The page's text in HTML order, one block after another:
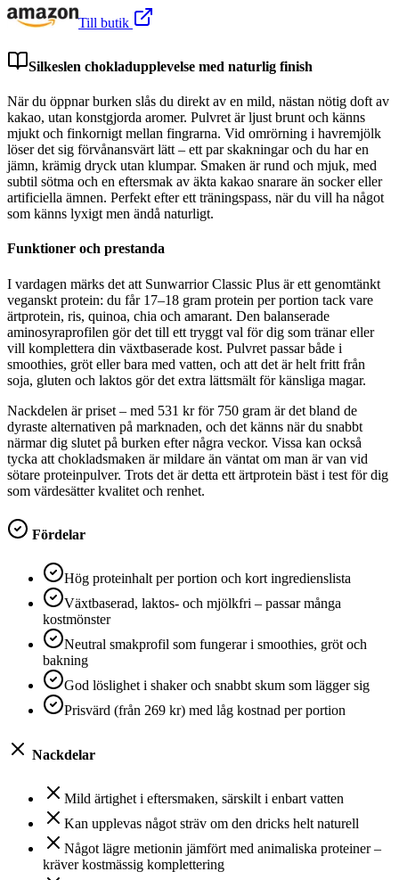
Till butik
Silkeslen chokladupplevelse med naturlig finish
När du öppnar burken slås du direkt av en mild, nästan nötig doft av
kakao, utan konstgjorda aromer. Pulvret är ljust brunt och känns
mjukt och finkornigt mellan fingrarna. Vid omrörning i havremjölk
löser det sig förvånansvärt lätt – ett par skakningar och du har en
jämn, krämig dryck utan klumpar. Smaken är rund och mjuk, med
subtil sötma och en eftersmak av äkta kakao snarare än socker eller
artificiella ämnen. Perfekt efter ett träningspass, när du vill ha något
som känns lyxigt men ändå naturligt.
Funktioner och prestanda
I vardagen märks det att Sunwarrior Classic Plus är ett genomtänkt
veganskt protein: du får 17–18 gram protein per portion tack vare
ärtprotein, ris, quinoa, chia och amarant. Den balanserade
aminosyraprofilen gör det till ett tryggt val för dig som tränar eller
vill komplettera din växtbaserade kost. Pulvret passar både i
smoothies, gröt eller bara med vatten, och att det är helt fritt från
soja, gluten och laktos gör det extra lättsmält för känsliga magar.
Nackdelen är priset – med 531 kr för 750 gram är det bland de
dyraste alternativen på marknaden, och det känns när du snabbt
närmar dig slutet på burken efter några veckor. Vissa kan också
tycka att chokladsmaken är mildare än väntat om man är van vid
sötare proteinpulver. Trots det är detta ett ärtprotein bäst i test för dig
som värdesätter kvalitet och renhet.
Fördelar
Hög proteinhalt per portion och kort ingredienslista
Växtbaserad, laktos- och mjölkfri – passar många
kostmönster
Neutral smakprofil som fungerar i smoothies, gröt och
bakning
God löslighet i shaker och snabbt skum som lägger sig
Prisvärd (från 269 kr) med låg kostnad per portion
Nackdelar
Mild ärtighet i eftersmaken, särskilt i enbart vatten
Kan upplevas något sträv om den dricks helt naturell
Något lägre metionin jämfört med animaliska proteiner –
kräver kostmässig komplettering